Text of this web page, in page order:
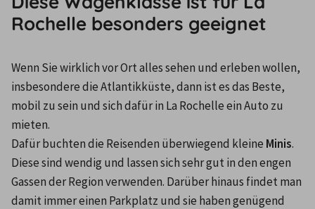
Rochelle besonders geeignet
Wenn Sie wirklich vor Ort alles sehen und erleben wollen,
insbesondere die Atlantikküste, dann ist es das Beste,
mobil zu sein und sich dafür in La Rochelle ein Auto zu
mieten.
Dafür buchten die Reisenden überwiegend kleine Minis.
Diese sind wendig und lassen sich sehr gut in den engen
Gassen der Region verwenden. Darüber hinaus findet man
damit immer einen Parkplatz und sie haben genügend